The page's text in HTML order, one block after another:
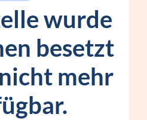
wurde
besetzt
mehr